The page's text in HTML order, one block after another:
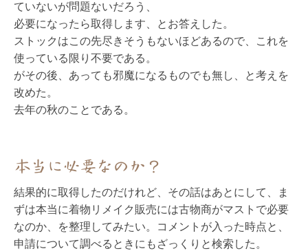
ていないが問題ないだろう、
必要になったら取得します、とお答えした。
ストックはこの先尽きそうもないほどあるので、これを
使っている限り不要である。
がその後、あっても邪魔になるものでも無し、と考えを
改めた。
去年の秋のことである。
本当に必要なのか？
結果的に取得したのだけれど、その話はあとにして、ま
ずは本当に着物リメイク販売には古物商がマストで必要
なのか、を整理してみたい。コメントが入った時点と、
申請について調べるときにもざっくりと検索した。